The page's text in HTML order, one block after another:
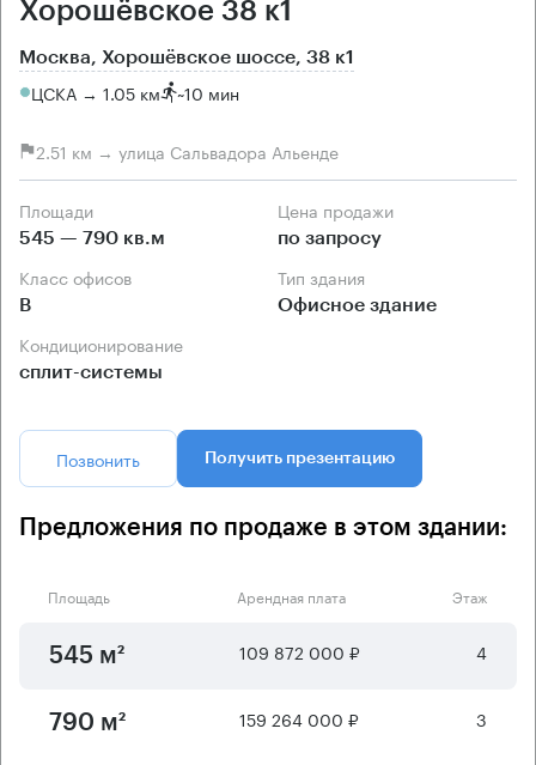
Хорошёвское 38 к1
Москва, Хорошёвское шоссе, 38 к1
ЦСКА → 1.05 км ~10 мин
2.51 км → улица Сальвадора Альенде
Площади
545 — 790 кв.м
Цена продажи
по запросу
Класс офисов
B
Тип здания
Офисное здание
Кондиционирование
сплит-системы
Позвонить Получить презентацию
Предложения по продаже в этом здании:
Площадь Арендная плата Этаж
545 м² 109 872 000 ₽ 4
790 м² 159 264 000 ₽ 3